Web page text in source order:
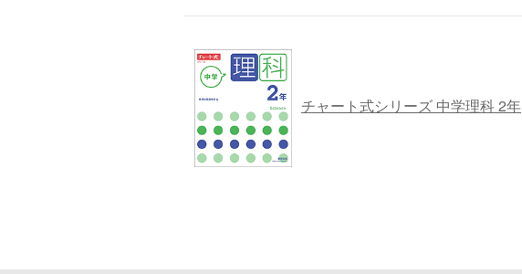
チャート式シリーズ 中学理科 2年